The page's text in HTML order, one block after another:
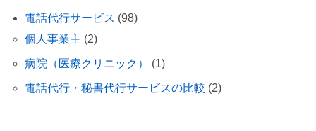
電話代行サービス (98)
個人事業主 (2)
病院（医療クリニック） (1)
電話代行・秘書代行サービスの比較 (2)